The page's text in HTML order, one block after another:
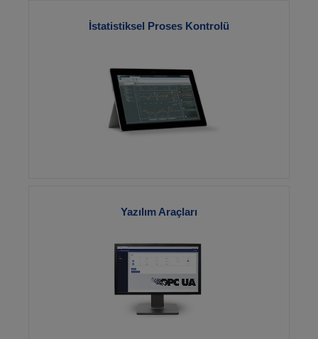
Gözat
İstatistiksel Proses Kontrolü
Gözat
Yazılım Araçları